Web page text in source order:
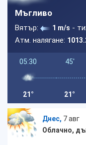
Мъгливо
Вятър: 1 m/s -
Атм. налягане:
05:30
21°
45'
21°
Днес, 7 авг
Облачно,